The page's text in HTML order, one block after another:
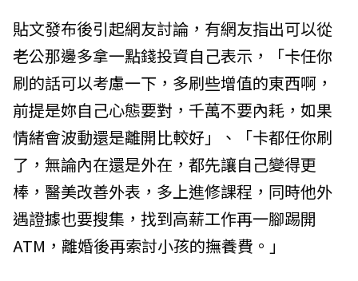
貼文發布後引起網友討論，有網友指出可以從
老公那邊多拿一點錢投資自己表示，「卡任你
刷的話可以考慮一下，多刷些增值的東西啊，
前提是妳自己心態要對，千萬不要內耗，如果
情緒會波動還是離開比較好」、「卡都任你刷
了，無論內在還是外在，都先讓自己變得更
棒，醫美改善外表，多上進修課程，同時他外
遇證據也要搜集，找到高薪工作再一腳踢開
ATM，離婚後再索討小孩的撫養費。」